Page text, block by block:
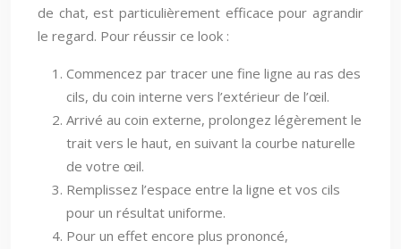
de chat, est particulièrement efficace pour agrandir
le regard. Pour réussir ce look :
Commencez par tracer une fine ligne au ras des
cils, du coin interne vers l’extérieur de l’œil.
Arrivé au coin externe, prolongez légèrement le
trait vers le haut, en suivant la courbe naturelle
de votre œil.
Remplissez l’espace entre la ligne et vos cils
pour un résultat uniforme.
Pour un effet encore plus prononcé,